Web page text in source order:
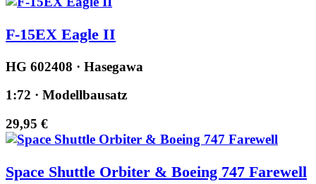
F-15EX Eagle II
HG 602408 · Hasegawa
1:72 · Modellbausatz
29,95 €
Space Shuttle Orbiter & Boeing 747 Farewell